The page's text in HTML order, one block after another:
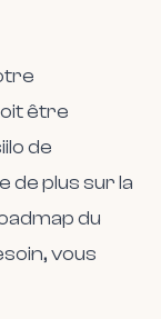
être
de
de plus sur la
du
vous